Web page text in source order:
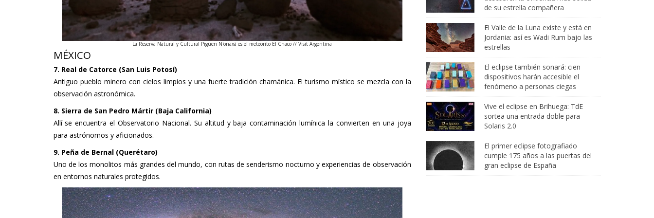
La Reserva Natural y Cultural Pigüen N'onaxá es el meteorito El Chaco // Visit Argentina
MÉXICO
7. Real de Catorce (San Luis Potosí)
Antiguo pueblo minero con cielos limpios y una fuerte tradición chamánica. El turismo místico se mezcla con la
observación astronómica.
8. Sierra de San Pedro Mártir (Baja California)
Allí se encuentra el Observatorio Nacional. Su altitud y baja contaminación lumínica la convierten en una joya
para astrónomos y aficionados.
9. Peña de Bernal (Querétaro)
Uno de los monolitos más grandes del mundo, con rutas de senderismo nocturno y experiencias de observación
en entornos naturales protegidos.
de su estrella compañera
El Valle de la Luna existe y está en
Jordania: así es Wadi Rum bajo las
estrellas
El eclipse también sonará: cien
dispositivos harán accesible el
fenómeno a personas ciegas
Vive el eclipse en Brihuega: TdE
sortea una entrada doble para
Solaris 2.0
El primer eclipse fotografiado
cumple 175 años a las puertas del
gran eclipse de España